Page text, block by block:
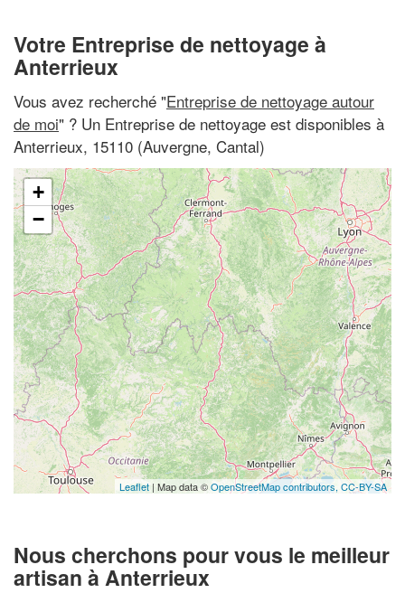
Votre Entreprise de nettoyage à
Anterrieux
Vous avez recherché "Entreprise de nettoyage autour
de moi" ? Un Entreprise de nettoyage est disponibles à
Anterrieux, 15110 (Auvergne, Cantal)
+
−
Leaflet | Map data ©OpenStreetMap contributors, CC-BY-SA
Nous cherchons pour vous le meilleur
artisan à Anterrieux